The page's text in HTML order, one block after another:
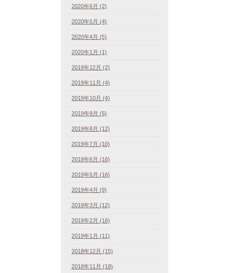
2020年6月 (2)
2020年5月 (4)
2020年4月 (5)
2020年1月 (1)
2019年12月 (2)
2019年11月 (4)
2019年10月 (4)
2019年9月 (5)
2019年8月 (12)
2019年7月 (10)
2019年6月 (16)
2019年5月 (16)
2019年4月 (9)
2019年3月 (12)
2019年2月 (16)
2019年1月 (11)
2018年12月 (15)
2018年11月 (18)